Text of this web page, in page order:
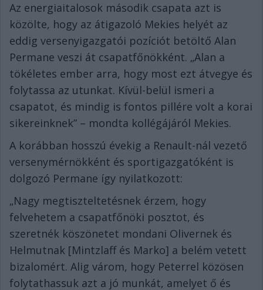
Az energiaitalosok második csapata azt is
közölte, hogy az átigazoló Mekies helyét az
eddig versenyigazgatói pozíciót betöltő Alan
Permane veszi át csapatfőnökként. „Alan a
tökéletes ember arra, hogy most ezt átvegye és
folytassa az utunkat. Kívül-belül ismeri a
csapatot, és mindig is fontos pillére volt a korai
sikereinknek” – mondta kollégájáról Mekies.
A korábban hosszú évekig a Renault-nál vezető
versenymérnökként és sportigazgatóként is
dolgozó Permane így nyilatkozott:
„Nagy megtiszteltetésnek érzem, hogy
felvehetem a csapatfőnöki posztot, és
szeretnék köszönetet mondani Olivernek és
Helmutnak [Mintzlaff és Marko] a belém vetett
bizalomért. Alig várom, hogy Peterrel közösen
folytathassuk azt a jó munkát, amelyet ő és